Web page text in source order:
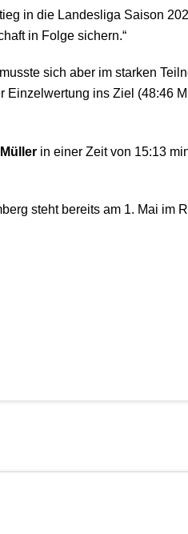
in die Landesliga Saison
in Folge sichern.“
sich aber im starken
ins Ziel (48:46
in einer Zeit von 15:13
steht bereits am 1. Mai im